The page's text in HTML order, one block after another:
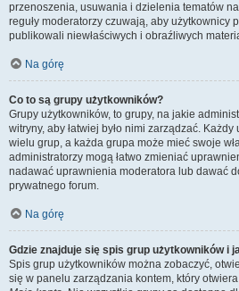
przenoszenia, usuwania i dzielenia tematów
reguły moderatorzy czuwają, aby użytkownicy
publikowali niewłaściwych i obraźliwych
Na górę
Co to są grupy użytkowników?
Grupy użytkowników, to grupy, na jakie
witryny, aby łatwiej było nimi zarządzać.
wielu grup, a każda grupa może mieć swoje
administratorzy mogą łatwo zmieniać
nadawać uprawnienia moderatora lub dawać
prywatnego forum.
Na górę
Gdzie znajduje się spis grup użytkowników i
Spis grup użytkowników można zobaczyć,
się w panelu zarządzania kontem, który